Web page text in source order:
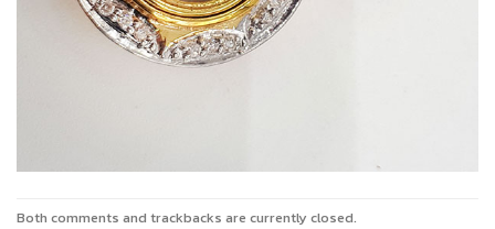
Both comments and trackbacks are currently closed.